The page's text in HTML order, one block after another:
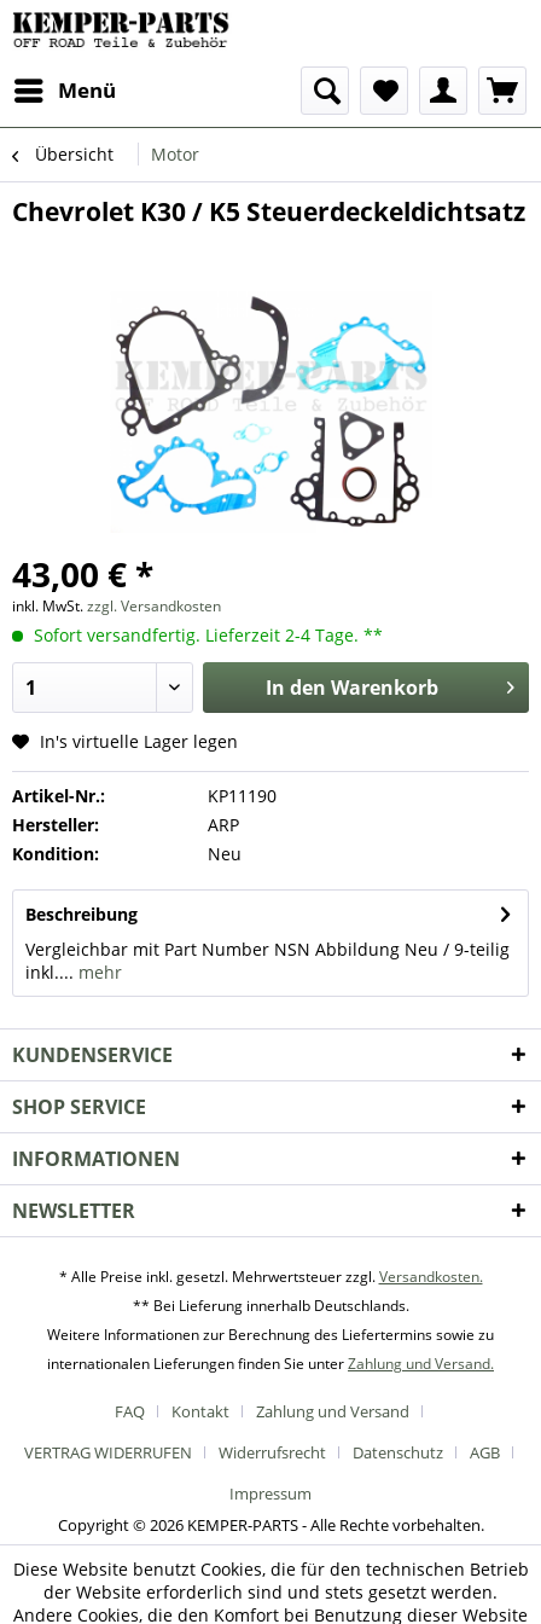
Menü
Übersicht Motor
Chevrolet K30 / K5 Steuerdeckeldichtsatz
43,00 € *
inkl. MwSt.zzgl. Versandkosten
Sofort versandfertig. Lieferzeit 2-4 Tage. **
In den Warenkorb
In's virtuelle Lager legen
Artikel-Nr.:
KP11190
Hersteller:
ARP
Kondition:
Neu
Beschreibung
Vergleichbar mit Part Number NSN Abbildung Neu / 9-teilig
inkl.... mehr
KUNDENSERVICE
SHOP SERVICE
INFORMATIONEN
NEWSLETTER
* Alle Preise inkl. gesetzl. Mehrwertsteuer zzgl.Versandkosten.
** Bei Lieferung innerhalb Deutschlands.
Weitere Informationen zur Berechnung des Liefertermins sowie zu
internationalen Lieferungen finden Sie unterZahlung und Versand.
FAQ Kontakt
Zahlung und Versand
VERTRAG WIDERRUFEN
Widerrufsrecht Datenschutz
AGB
Impressum
Copyright © 2026 KEMPER-PARTS - Alle Rechte vorbehalten.
Diese Website benutzt Cookies, die für den technischen Betrieb
der Website erforderlich sind und stets gesetzt werden.
Andere Cookies, die den Komfort bei Benutzung dieser Website